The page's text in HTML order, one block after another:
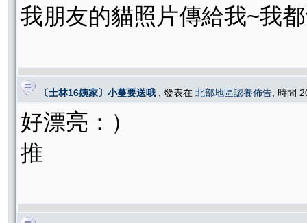
我朋友的貓照片傳給我~我
〔士林16姨家〕小蔓要送哦 , 發表在 北部地區認養佈告 , 時間
好漂亮：）
推